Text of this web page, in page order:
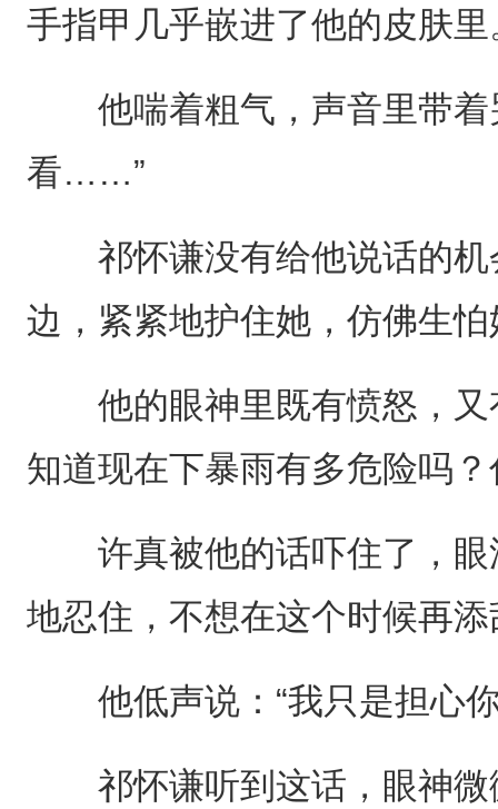
手指甲几乎嵌进了他的皮肤里
他喘着粗气，声音里带着
看……”
祁怀谦没有给他说话的机
边，紧紧地护住她，仿佛生
他的眼神里既有愤怒，又
知道现在下暴雨有多危险吗
许真被他的话吓住了，眼
地忍住，不想在这个时候再添
他低声说：“我只是担心
祁怀谦听到这话，眼神微